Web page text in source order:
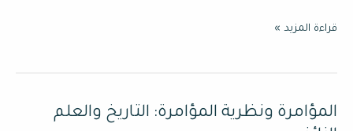
قراءة المزيد »
المؤامرة ونظرية المؤامرة: التاريخ والعلم
المؤامرة